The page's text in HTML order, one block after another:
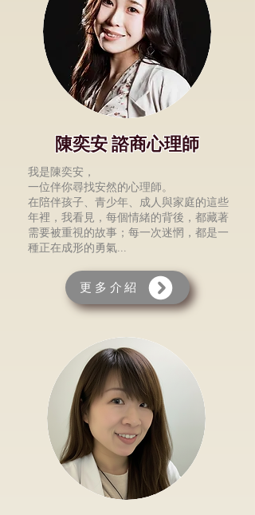
陳奕安 諮商心理師
我是陳奕安，
一位伴你尋找安然的心理師。
在陪伴孩子、青少年、成人與家庭的這些
年裡，我看見，每個情緒的背後，都藏著
需要被重視的故事；每一次迷惘，都是一
種正在成形的勇氣...
更多介紹